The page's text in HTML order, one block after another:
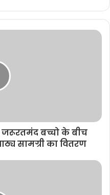
e
जरूरतमंद बच्चो के बीच
सामग्री का वितरण